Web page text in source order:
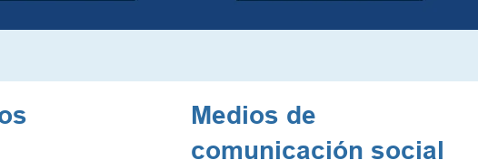
Medios de
comunicación social